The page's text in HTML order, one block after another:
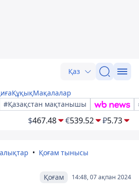
Қаз
ҚұқықМақалалар
#Қазақстан мақтанышы
$467.48 €539.52 ₽5.73
Қоғам тынысы
14:48, 07 ақпан 2024
Қоғам